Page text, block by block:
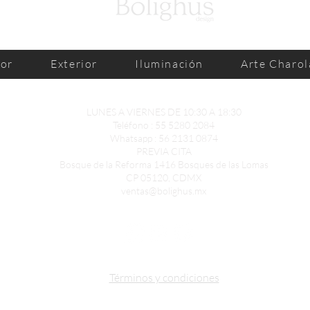
Términos y condiciones
Exterior Iluminación Arte
LUNES A VIERNES DE 10:30 A 18:30
Teléfono : 55 5280 2084
Whatsapp :
56 2131 0874
PREVIA CITA
Bosque de la Reforma 1416 Bosques de las Lomas
CP 05120, CDMX
ventas@bolighus.mx